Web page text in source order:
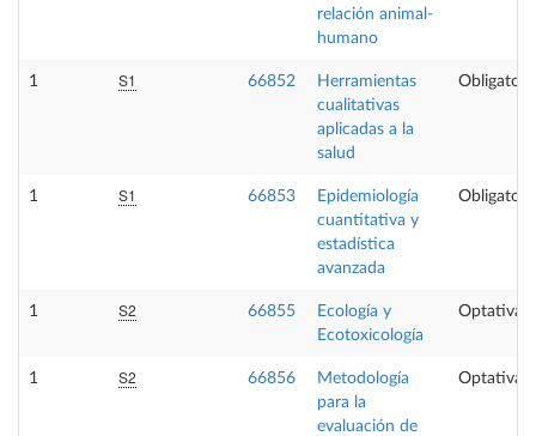
relación animal-
humano
1 S1 66852
Herramientas
cualitativas
aplicadas a la
salud
1 S1 66853
Epidemiología
cuantitativa y
estadística
avanzada
1 S2 66855
Ecología y
Ecotoxicología
Optativa
1 S2 66856
Metodología
para la
evaluación de
Optativa